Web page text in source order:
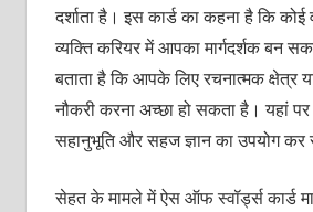
दर्शाता है। इस कार्ड का कहना है कि कोई
व्‍यक्‍ति करियर में आपका मार्गदर्शक बन
बताता है कि आपके लिए रचनात्‍मक क्षेत्र
नौकरी करना अच्‍छा हो सकता है। यहां
सहानुभूति और सहज ज्ञान का उपयोग
सेहत के मामले में ऐस ऑफ स्‍वॉर्ड्स कार्ड